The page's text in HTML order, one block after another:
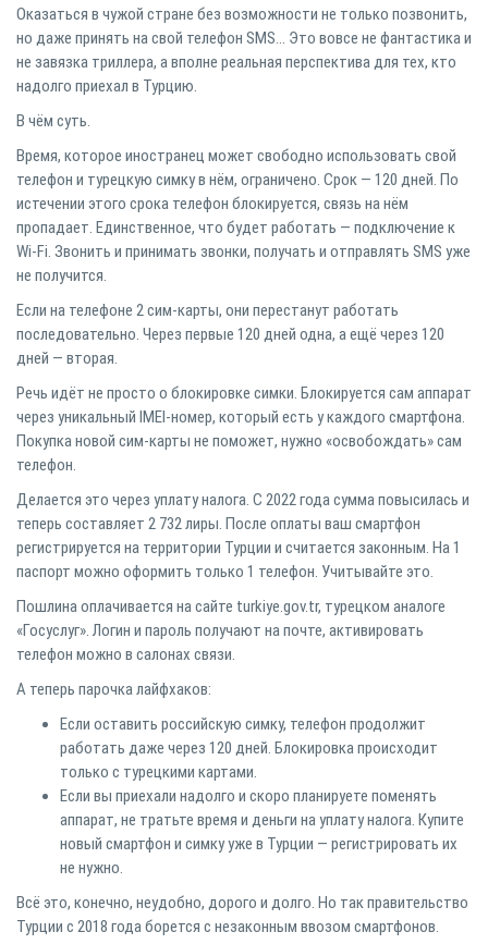
Оказаться в чужой стране без возможности не только позвонить,
но даже принять на свой телефон SMS… Это вовсе не фантастика и
не завязка триллера, а вполне реальная перспектива для тех, кто
надолго приехал в Турцию.⠀
В чём суть.⠀
Время, которое иностранец может свободно использовать свой
телефон и турецкую симку в нём, ограничено. Срок — 120 дней. По
истечении этого срока телефон блокируется, связь на нём
пропадает. Единственное, что будет работать — подключение к
Wi-Fi. Звонить и принимать звонки, получать и отправлять SMS уже
не получится.⠀
Если на телефоне 2 сим-карты, они перестанут работать
последовательно. Через первые 120 дней одна, а ещё через 120
дней — вторая.⠀
Речь идёт не просто о блокировке симки. Блокируется сам аппарат
через уникальный IMEI-номер, который есть у каждого смартфона.
Покупка новой сим-карты не поможет, нужно «освобождать» сам
телефон.⠀
Делается это через уплату налога. С 2022 года сумма повысилась и
теперь составляет 2 732 лиры. После оплаты ваш смартфон
регистрируется на территории Турции и считается законным. На 1
паспорт можно оформить только 1 телефон. Учитывайте это.⠀
Пошлина оплачивается на сайте turkiye.gov.tr, турецком аналоге
«Госуслуг». Логин и пароль получают на почте, активировать
телефон можно в салонах связи.⠀
А теперь парочка лайфхаков:⠀
Если оставить российскую симку, телефон продолжит
работать даже через 120 дней. Блокировка происходит
только с турецкими картами.⠀
Если вы приехали надолго и скоро планируете поменять
аппарат, не тратьте время и деньги на уплату налога. Купите
новый смартфон и симку уже в Турции — регистрировать их
не нужно.⠀
Всё это, конечно, неудобно, дорого и долго. Но так правительство
Турции с 2018 года борется с незаконным ввозом смартфонов.⠀